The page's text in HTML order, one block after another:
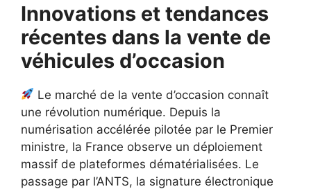
Innovations et tendances
récentes dans la vente de
véhicules d’occasion
Le marché de la vente d’occasion connaît
une révolution numérique. Depuis la
numérisation accélérée pilotée par le Premier
ministre, la France observe un déploiement
massif de plateformes dématérialisées. Le
passage par l’ANTS, la signature électronique